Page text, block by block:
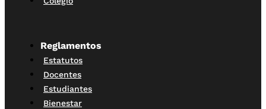
Reglamentos
Estatutos
Docentes
Estudiantes
Bienestar